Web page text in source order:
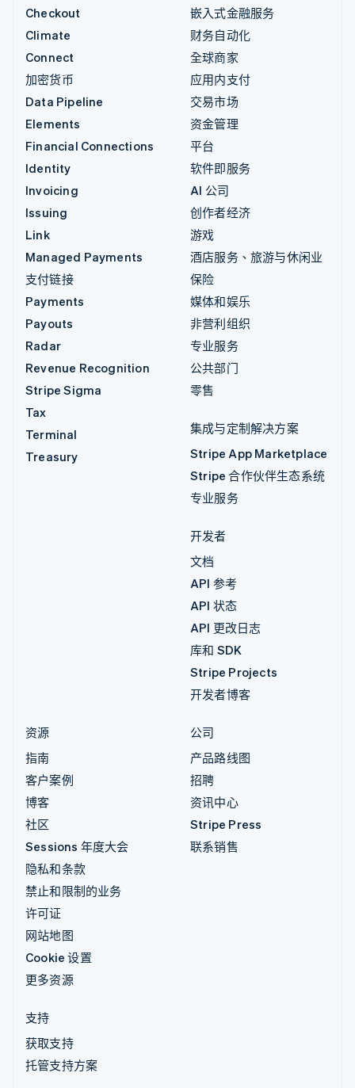
Checkout
Climate
Connect
加密货币
Data Pipeline
Elements
Financial Connections
Identity
Invoicing
Issuing
Link
Managed Payments
支付链接
Payments
Payouts
Radar
Revenue Recognition
Stripe Sigma
Tax
Terminal
Treasury
嵌入式金融服务
财务自动化
全球商家
应用内支付
交易市场
资金管理
平台
软件即服务
AI 公司
创作者经济
游戏
酒店服务、旅游与休闲业
保险
媒体和娱乐
非营利组织
专业服务
公共部门
零售
集成与定制解决方案
Stripe App Marketplace
Stripe 合作伙伴生态系统
专业服务
开发者
文档
API 参考
API 状态
API 更改日志
库和 SDK
Stripe Projects
开发者博客
资源
指南
客户案例
博客
社区
Sessions 年度大会
隐私和条款
禁止和限制的业务
许可证
网站地图
Cookie 设置
更多资源
公司
产品路线图
招聘
资讯中心
Stripe Press
联系销售
支持
获取支持
托管支持方案